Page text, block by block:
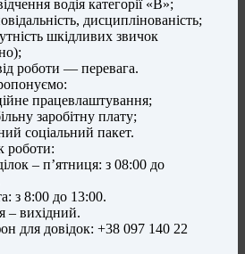
водія категорії «B»;
дисциплінованість;
шкідливих звичок
роботи — перевага.
працевлаштування;
заробітну плату;
соціальний пакет.
роботи:
– п’ятниця: з 08:00 до
з 8:00 до 13:00.
– вихідний.
для довідок: +38 097 140 22